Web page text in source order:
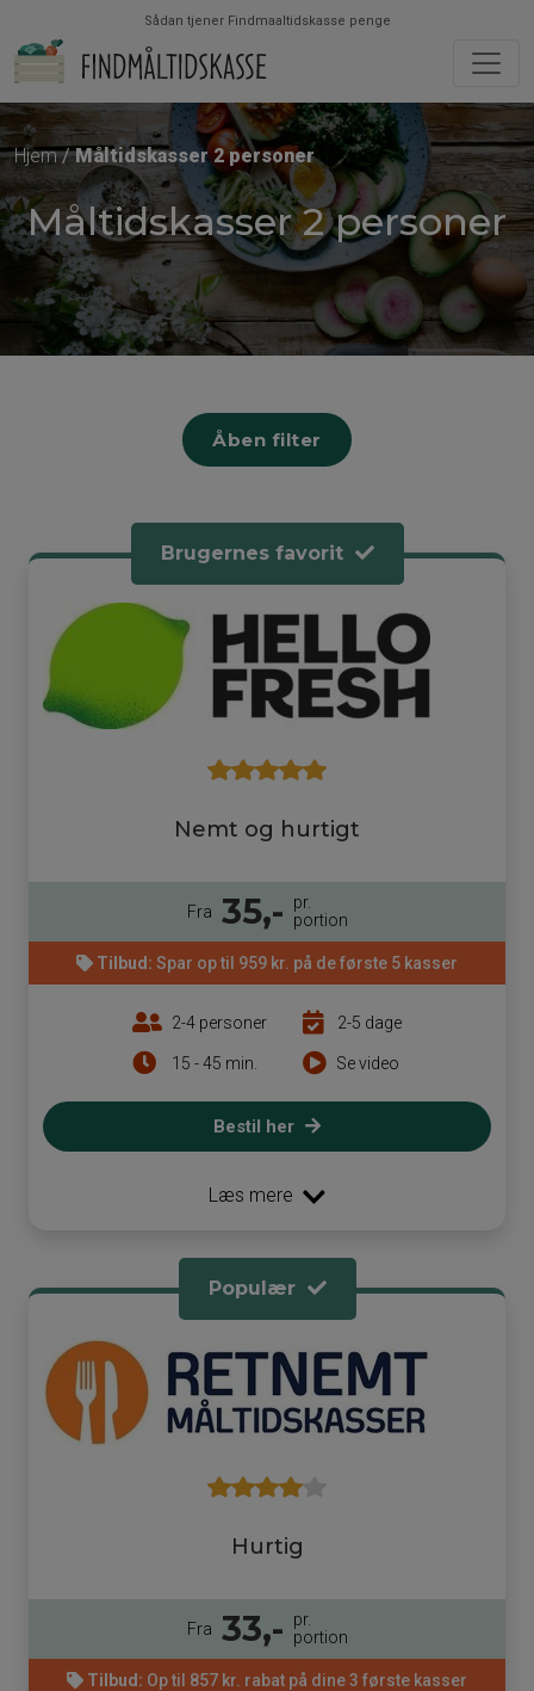
Sådan tjener Findmaaltidskasse penge
Hjem Måltidskasser 2 personer
Måltidskasser 2 personer
Åben filter
Brugernes favorit
Nemt og hurtigt
Fra 35,-
pr.
portion
Tilbud: Spar op til 959 kr. på de første 5 kasser
2-4 personer
15 - 45 min.
2-5 dage
Se video
Bestil her
Læs mere
Populær
Hurtig
Fra 33,-
pr.
portion
Tilbud: Op til 857 kr. rabat på dine 3 første kasser